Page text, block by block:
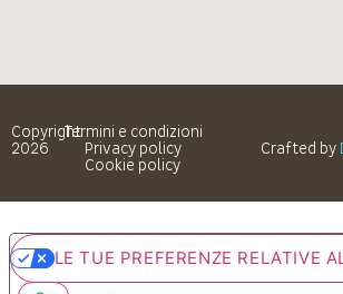
Copyright
2026
Termini e condizioni
Privacy policy
Cookie policy
Crafted by
LE TUE PREFERENZE RELATIVE